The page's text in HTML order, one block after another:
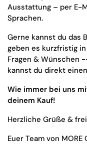
Ausstattung – per E-
Sprachen.
Gerne kannst du das
geben es kurzfristig
Fragen & Wünschen
kannst du direkt
Wie immer bei uns
deinem Kauf!
Herzliche Grüße &
Euer Team von MORE